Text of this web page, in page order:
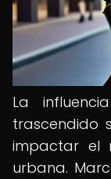
La
trascendido
impactar el
urbana.